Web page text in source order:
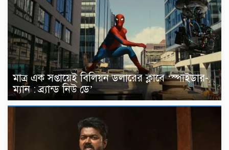
মাত্র এক সপ্তায়েই বিলিয়ন ডলারের ক্লাবে ‘স্পাইডার-
ম্যান : ব্র্যান্ড নিউ ডে’